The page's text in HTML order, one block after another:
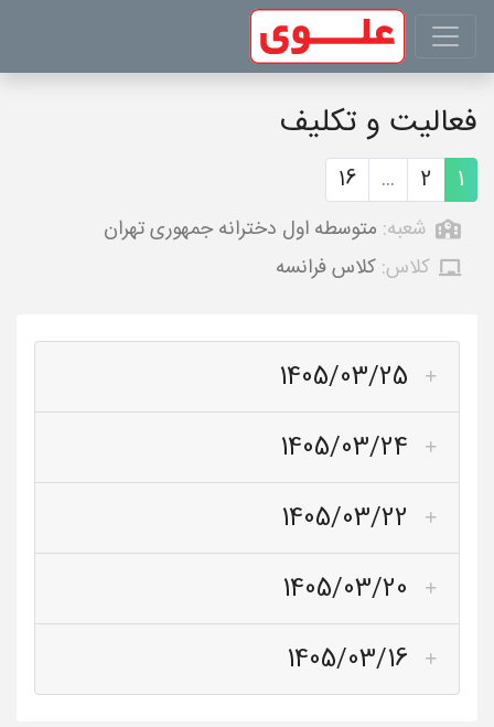
فعالیت و تکلیف
1
2
...
16
شعبه: متوسطه اول دخترانه جمهوری تهران
کلاس: کلاس فرانسه
1405/03/25
1405/03/24
1405/03/22
1405/03/20
1405/03/16